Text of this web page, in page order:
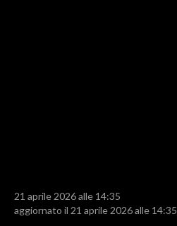
RISULTATI E CLASSIFICHE
21 aprile 2026 alle 14:35
aggiornato il 21 aprile 2026 alle 14:35